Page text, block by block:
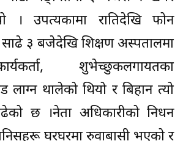
। उपत्यकामा रातिदेखि फोन
साढे ३ बजेदेखि शिक्षण अस्पतालमा
शुभेच्छुकलगायतका
लाग्न थालेको थियो र बिहान त्यो
छ ।नेता अधिकारीको निधन
घरघरमा रुवाबासी भएको र